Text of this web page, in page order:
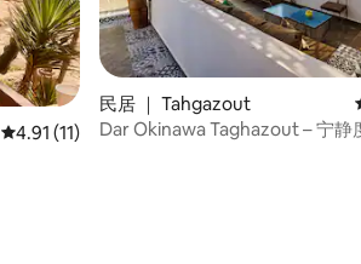
平均评分 4.91 分（满分 5 分），共 11 条评价
4.91 (11)
民居 ｜ Tahgazout
Dar Okinawa Taghazout – 宁静